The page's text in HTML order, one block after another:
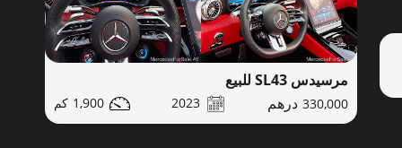
مرسيدس SL43 للبيع
330,000
2023
1,900